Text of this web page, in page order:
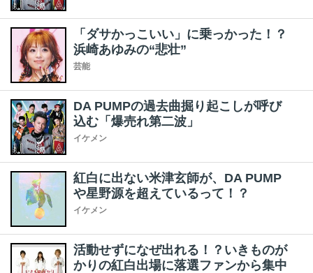
「ダサかっこいい」に乗っかった！？
浜崎あゆみの“悲壮”
芸能
DA PUMPの過去曲掘り起こしが呼び
込む「爆売れ第二波」
イケメン
紅白に出ない米津玄師が、DA PUMP
や星野源を超えているって！？
イケメン
活動せずになぜ出れる！？いきものが
かりの紅白出場に落選ファンから集中